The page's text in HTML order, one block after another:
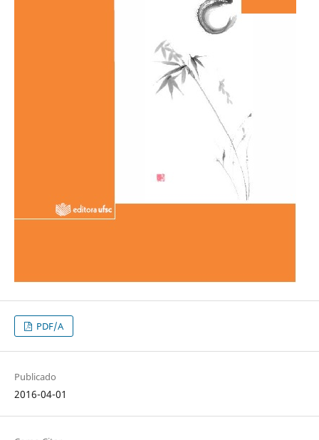
PDF/A
Publicado
2016-04-01